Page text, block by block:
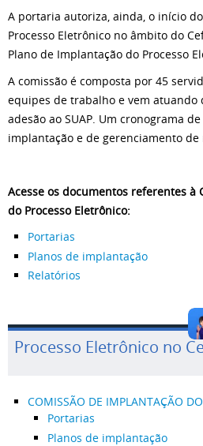
A portaria autoriza, ainda, o início
Processo Eletrônico no âmbito do
Plano de Implantação do Processo
A comissão é composta por 45
equipes de trabalho e vem atuando
adesão ao SUAP. Um cronograma
implantação e de gerenciamento
Acesse os documentos referentes à
do Processo Eletrônico:
Portarias
Planos de implantação
Relatórios
Processo Eletrônico no
COMISSÃO DE IMPLANTAÇÃO
Portarias
Planos de implantação